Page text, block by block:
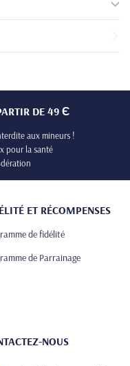
DE 49 Є
aux mineurs !
pour la santé
ET RÉCOMPENSES
de fidélité
de Parrainage
NOUS